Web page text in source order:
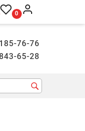
0
76-76
65-28